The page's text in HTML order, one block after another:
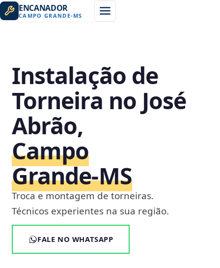
ENCANADOR
CAMPO GRANDE-MS
Instalação de
Torneira no José
Abrão,
Campo
Grande‑MS
Troca e montagem de torneiras.
Técnicos experientes na sua região.
FALE NO WHATSAPP